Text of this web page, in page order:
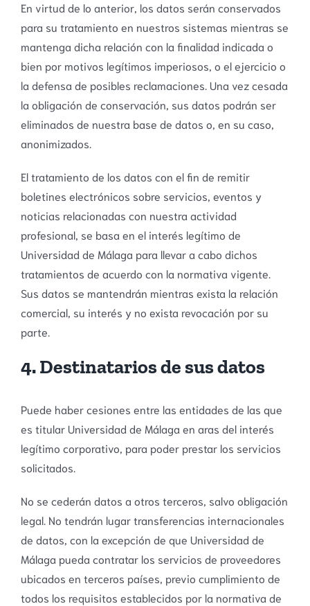
En virtud de lo anterior, los datos serán conservados
para su tratamiento en nuestros sistemas mientras se
mantenga dicha relación con la finalidad indicada o
bien por motivos legítimos imperiosos, o el ejercicio o
la defensa de posibles reclamaciones. Una vez cesada
la obligación de conservación, sus datos podrán ser
eliminados de nuestra base de datos o, en su caso,
anonimizados.
El tratamiento de los datos con el fin de remitir
boletines electrónicos sobre servicios, eventos y
noticias relacionadas con nuestra actividad
profesional, se basa en el interés legítimo de
Universidad de Málaga para llevar a cabo dichos
tratamientos de acuerdo con la normativa vigente.
Sus datos se mantendrán mientras exista la relación
comercial, su interés y no exista revocación por su
parte.
4. Destinatarios de sus datos
Puede haber cesiones entre las entidades de las que
es titular Universidad de Málaga en aras del interés
legítimo corporativo, para poder prestar los servicios
solicitados.
No se cederán datos a otros terceros, salvo obligación
legal. No tendrán lugar transferencias internacionales
de datos, con la excepción de que Universidad de
Málaga pueda contratar los servicios de proveedores
ubicados en terceros países, previo cumplimiento de
todos los requisitos establecidos por la normativa de